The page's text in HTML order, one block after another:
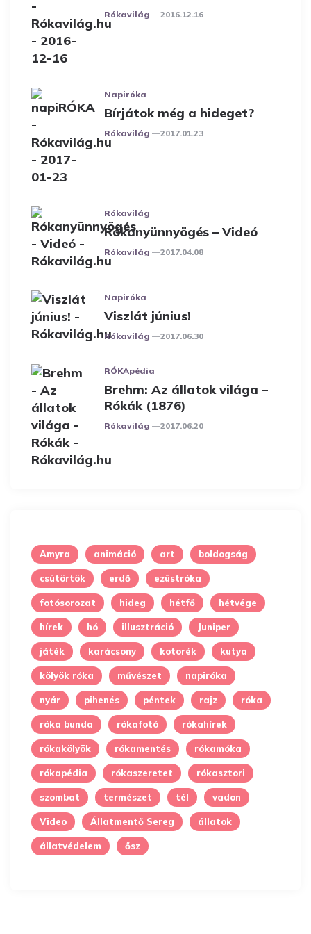
Posted
Rókavilág 2016.12.16
Napiróka
Bírjátok még a hideget?
Posted
Rókavilág 2017.01.23
Rókavilág
Rókanyünnyögés – Videó
Posted
Rókavilág 2017.04.08
Napiróka
Viszlát június!
Posted
Rókavilág 2017.06.30
RÓKApédia
Brehm: Az állatok világa –
Rókák (1876)
Posted
Rókavilág 2017.06.20
Amyra animáció art boldogság
csütörtök erdő ezüstróka
fotósorozat hideg hétfő hétvége
hírek hó illusztráció Juniper
játék karácsony kotorék kutya
kölyök róka művészet napiróka
nyár pihenés péntek rajz róka
róka bunda rókafotó rókahírek
rókakölyök rókamentés rókamóka
rókapédia rókaszeretet rókasztori
szombat természet tél vadon
Video Állatmentő Sereg állatok
állatvédelem ősz